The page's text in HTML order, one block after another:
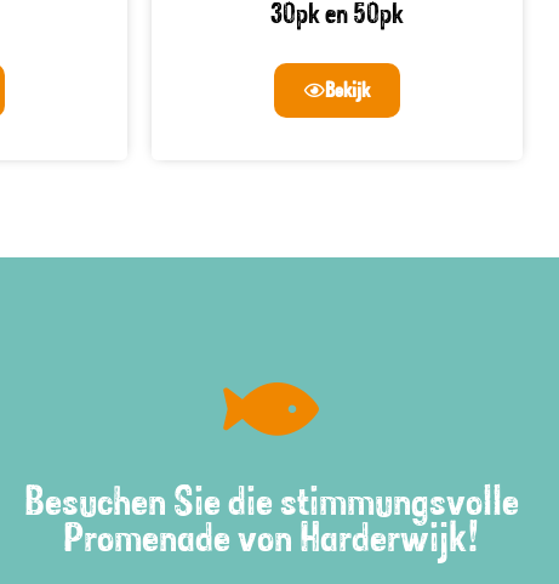
30pk en 50pk
Bekijk
Besuchen Sie die stimmungsvolle
Promenade von Harderwijk!